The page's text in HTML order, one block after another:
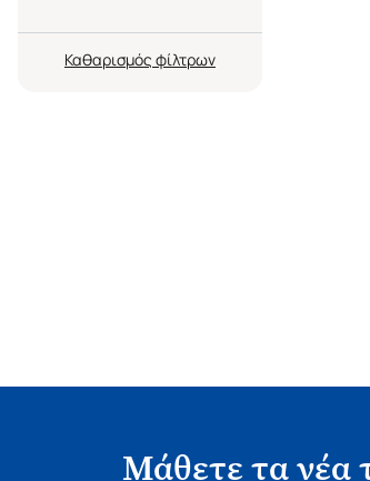
Καθαρισμός
Μάθετε τα νέα